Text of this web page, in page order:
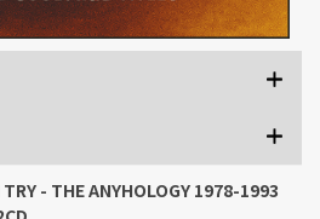
TRY - THE ANYHOLOGY 1978-1993